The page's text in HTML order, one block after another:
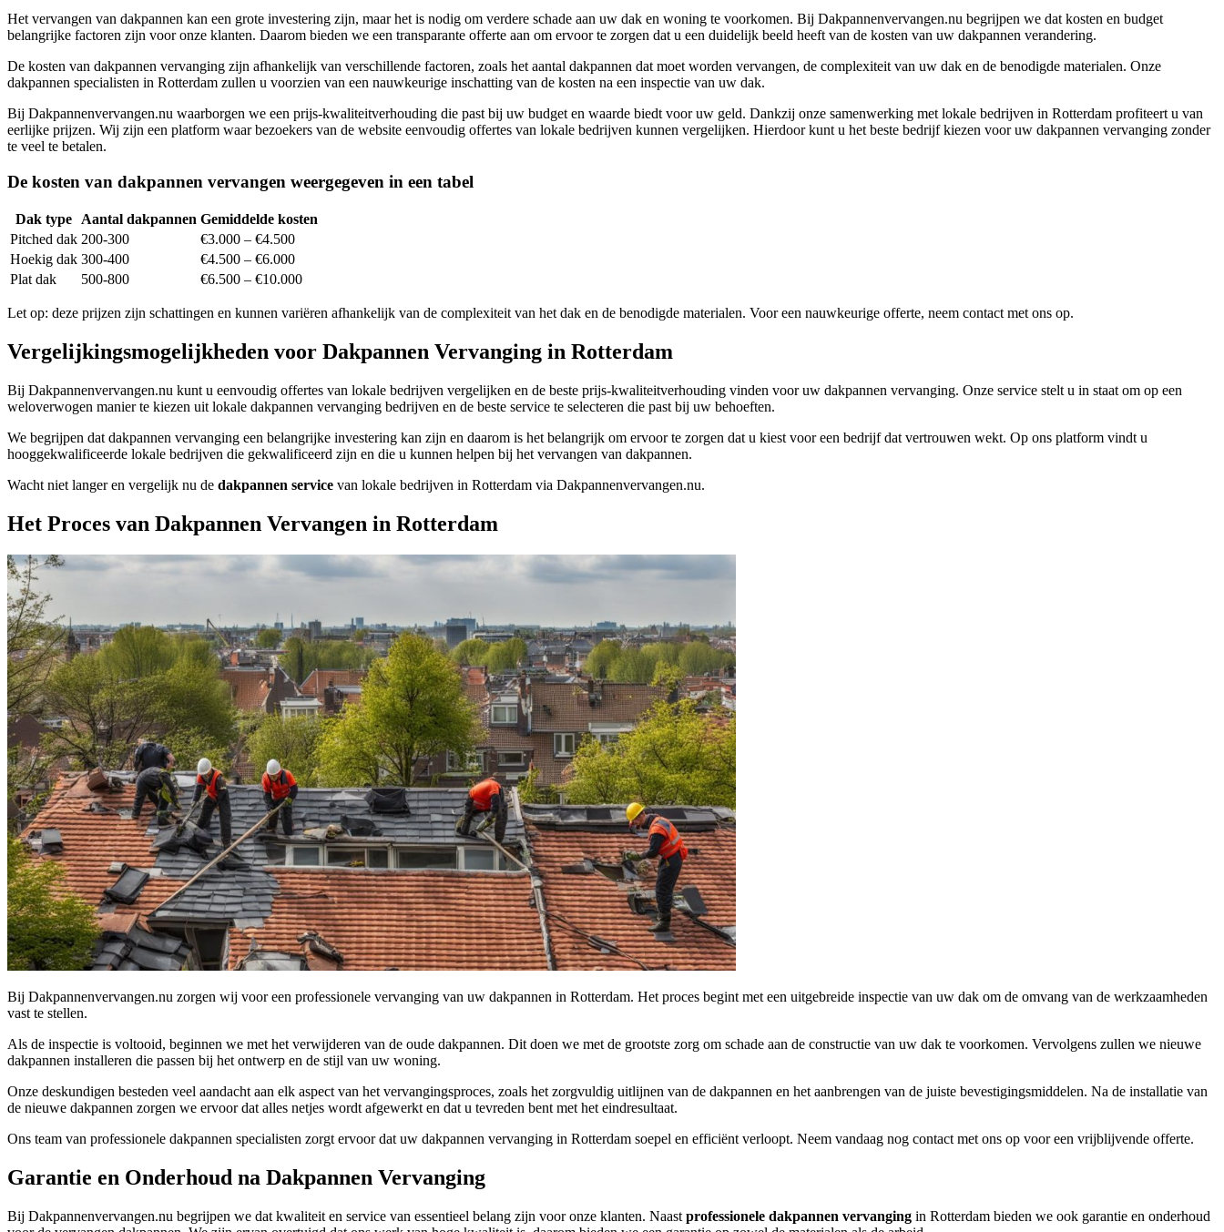
Het vervangen van dakpannen kan een grote investering zijn, maar het is nodig om verdere schade aan uw dak en woning te voorkomen. Bij Dakpannenvervangen.nu begrijpen we dat kosten en budget
belangrijke factoren zijn voor onze klanten. Daarom bieden we een transparante offerte aan om ervoor te zorgen dat u een duidelijk beeld heeft van de kosten van uw dakpannen verandering.
De kosten van dakpannen vervanging zijn afhankelijk van verschillende factoren, zoals het aantal dakpannen dat moet worden vervangen, de complexiteit van uw dak en de benodigde materialen. Onze
dakpannen specialisten in Rotterdam zullen u voorzien van een nauwkeurige inschatting van de kosten na een inspectie van uw dak.
Bij Dakpannenvervangen.nu waarborgen we een prijs-kwaliteitverhouding die past bij uw budget en waarde biedt voor uw geld. Dankzij onze samenwerking met lokale bedrijven in Rotterdam profiteert u van
eerlijke prijzen. Wij zijn een platform waar bezoekers van de website eenvoudig offertes van lokale bedrijven kunnen vergelijken. Hierdoor kunt u het beste bedrijf kiezen voor uw dakpannen vervanging zonder
te veel te betalen.
De kosten van dakpannen vervangen weergegeven in een tabel
Dak type Aantal dakpannen Gemiddelde kosten
Pitched dak 200-300
€3.000 – €4.500
Hoekig dak 300-400
€4.500 – €6.000
Plat dak
500-800 €6.500 – €10.000
Let op: deze prijzen zijn schattingen en kunnen variëren afhankelijk van de complexiteit van het dak en de benodigde materialen. Voor een nauwkeurige offerte, neem contact met ons op.
Vergelijkingsmogelijkheden voor Dakpannen Vervanging in Rotterdam
Bij Dakpannenvervangen.nu kunt u eenvoudig offertes van lokale bedrijven vergelijken en de beste prijs-kwaliteitverhouding vinden voor uw dakpannen vervanging. Onze service stelt u in staat om op een
weloverwogen manier te kiezen uit lokale dakpannen vervanging bedrijven en de beste service te selecteren die past bij uw behoeften.
We begrijpen dat dakpannen vervanging een belangrijke investering kan zijn en daarom is het belangrijk om ervoor te zorgen dat u kiest voor een bedrijf dat vertrouwen wekt. Op ons platform vindt u
hooggekwalificeerde lokale bedrijven die gekwalificeerd zijn en die u kunnen helpen bij het vervangen van dakpannen.
Wacht niet langer en vergelijk nu de dakpannen service van lokale bedrijven in Rotterdam via Dakpannenvervangen.nu.
Het Proces van Dakpannen Vervangen in Rotterdam
Bij Dakpannenvervangen.nu zorgen wij voor een professionele vervanging van uw dakpannen in Rotterdam. Het proces begint met een uitgebreide inspectie van uw dak om de omvang van de werkzaamheden
vast te stellen.
Als de inspectie is voltooid, beginnen we met het verwijderen van de oude dakpannen. Dit doen we met de grootste zorg om schade aan de constructie van uw dak te voorkomen. Vervolgens zullen we nieuwe
dakpannen installeren die passen bij het ontwerp en de stijl van uw woning.
Onze deskundigen besteden veel aandacht aan elk aspect van het vervangingsproces, zoals het zorgvuldig uitlijnen van de dakpannen en het aanbrengen van de juiste bevestigingsmiddelen. Na de installatie van
de nieuwe dakpannen zorgen we ervoor dat alles netjes wordt afgewerkt en dat u tevreden bent met het eindresultaat.
Ons team van professionele dakpannen specialisten zorgt ervoor dat uw dakpannen vervanging in Rotterdam soepel en efficiënt verloopt. Neem vandaag nog contact met ons op voor een vrijblijvende offerte.
Garantie en Onderhoud na Dakpannen Vervanging
Bij Dakpannenvervangen.nu begrijpen we dat kwaliteit en service van essentieel belang zijn voor onze klanten. Naast professionele dakpannen vervanging in Rotterdam bieden we ook garantie en onderhoud